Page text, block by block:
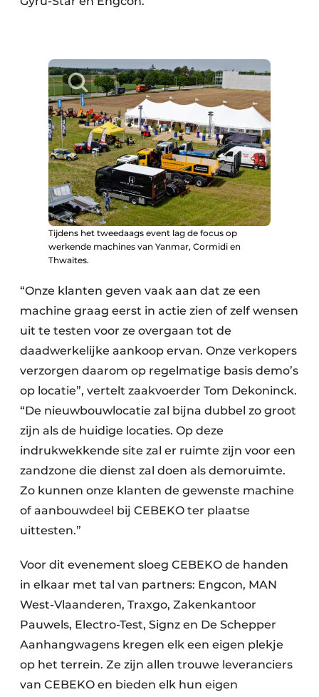
Tijdens het tweedaags event lag de focus op
werkende machines van Yanmar, Cormidi en
Thwaites.
“Onze klanten geven vaak aan dat ze een
machine graag eerst in actie zien of zelf wensen
uit te testen voor ze overgaan tot de
daadwerkelijke aankoop ervan. Onze verkopers
verzorgen daarom op regelmatige basis demo’s
op locatie”, vertelt zaakvoerder Tom Dekoninck.
“De nieuwbouwlocatie zal bijna dubbel zo groot
zijn als de huidige locaties. Op deze
indrukwekkende site zal er ruimte zijn voor een
zandzone die dienst zal doen als demoruimte.
Zo kunnen onze klanten de gewenste machine
of aanbouwdeel bij CEBEKO ter plaatse
uittesten.”
Voor dit evenement sloeg CEBEKO de handen
in elkaar met tal van partners: Engcon, MAN
West-Vlaanderen, Traxgo, Zakenkantoor
Pauwels, Electro-Test, Signz en De Schepper
Aanhangwagens kregen elk een eigen plekje
op het terrein. Ze zijn allen trouwe leveranciers
van CEBEKO en bieden elk hun eigen